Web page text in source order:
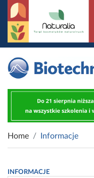
Home Informacje
INFORMACJE